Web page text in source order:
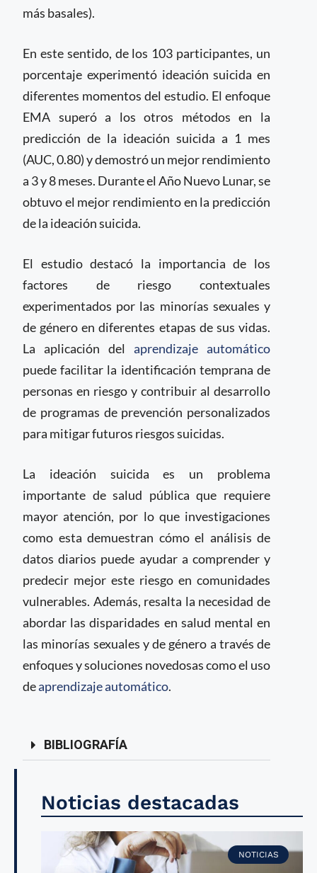
más basales).
En este sentido, de los 103 participantes, un
porcentaje experimentó ideación suicida en
diferentes momentos del estudio. El enfoque
EMA superó a los otros métodos en la
predicción de la ideación suicida a 1 mes
(AUC, 0.80) y demostró un mejor rendimiento
a 3 y 8 meses. Durante el Año Nuevo Lunar, se
obtuvo el mejor rendimiento en la predicción
de la ideación suicida.
El estudio destacó la importancia de los
factores de riesgo contextuales
experimentados por las minorías sexuales y
de género en diferentes etapas de sus vidas.
La aplicación del aprendizaje automático
puede facilitar la identificación temprana de
personas en riesgo y contribuir al desarrollo
de programas de prevención personalizados
para mitigar futuros riesgos suicidas.
La ideación suicida es un problema
importante de salud pública que requiere
mayor atención, por lo que investigaciones
como esta demuestran cómo el análisis de
datos diarios puede ayudar a comprender y
predecir mejor este riesgo en comunidades
vulnerables. Además, resalta la necesidad de
abordar las disparidades en salud mental en
las minorías sexuales y de género a través de
enfoques y soluciones novedosas como el uso
deaprendizaje automático.
BIBLIOGRAFÍA
Noticias destacadas
NOTICIAS